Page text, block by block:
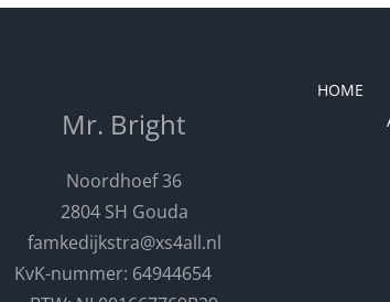
Mr. Bright
Noordhoef 36
2804 SH Gouda
famkedijkstra@xs4all.nl
KvK-nummer: 64944654
HOME